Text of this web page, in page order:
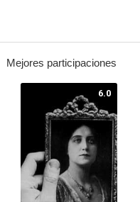
Mejores participaciones
6.0